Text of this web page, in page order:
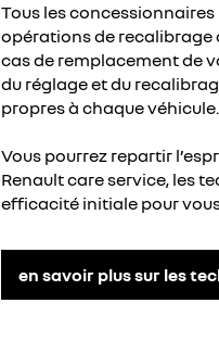
Tous les
opérations de recalibrage
cas de remplacement de
du réglage et du
propres à chaque véhicule.
Vous pourrez repartir
Renault care service, les
efficacité initiale pour
en savoir plus sur les